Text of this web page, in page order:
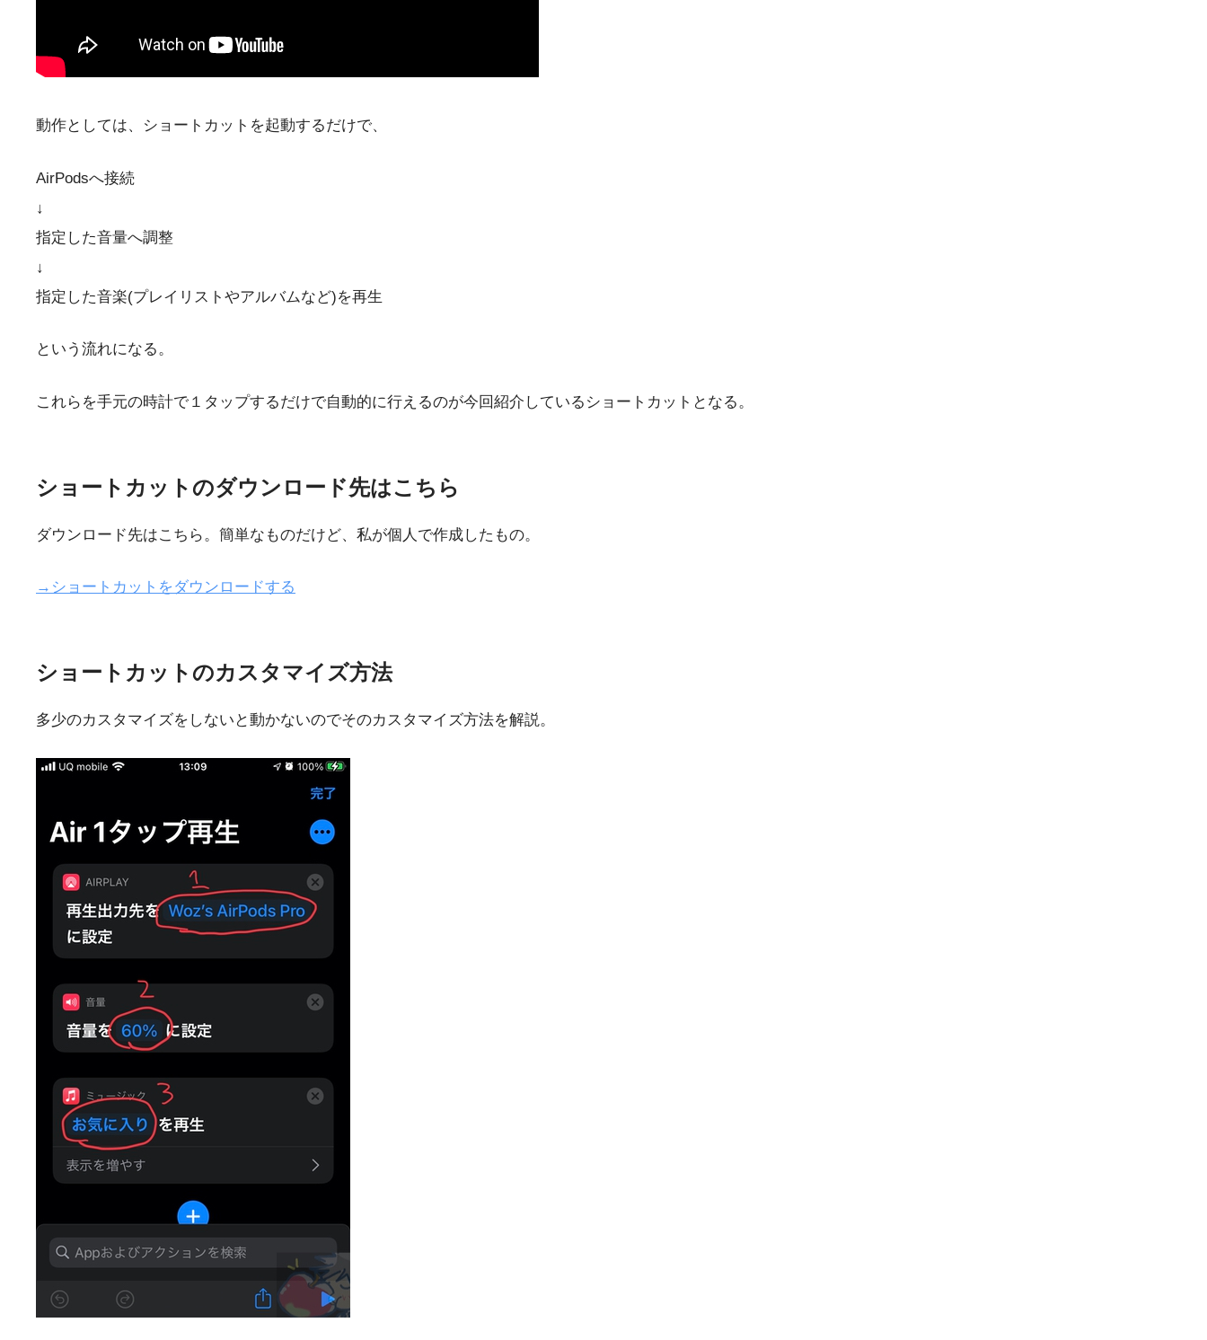
動作としては、ショートカットを起動するだけで、
AirPodsへ接続
↓
指定した音量へ調整
↓
指定した音楽(プレイリストやアルバムなど)を再生
という流れになる。
これらを手元の時計で１タップするだけで自動的に行えるのが今回紹介しているショートカットとなる。
ショートカットのダウンロード先はこちら
ダウンロード先はこちら。簡単なものだけど、私が個人で作成したもの。
→ショートカットをダウンロードする
ショートカットのカスタマイズ方法
多少のカスタマイズをしないと動かないのでそのカスタマイズ方法を解説。